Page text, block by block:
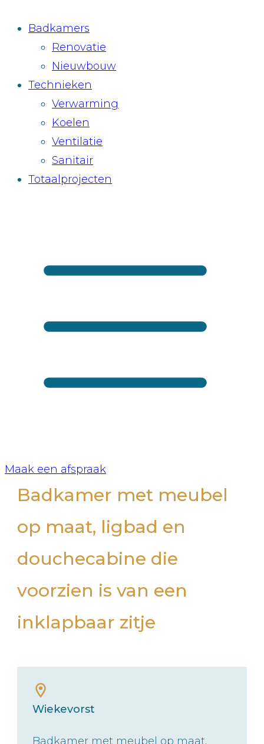
Badkamers
Renovatie
Nieuwbouw
Technieken
Verwarming
Koelen
Ventilatie
Sanitair
Totaalprojecten
Maak een afspraak
Badkamer met meubel
op maat, ligbad en
douchecabine die
voorzien is van een
inklapbaar zitje
Wiekevorst
Badkamer met meubel op maat,